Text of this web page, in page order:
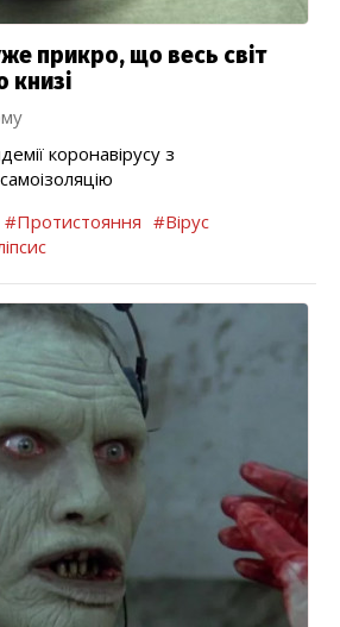
прикро, що весь світ
книзі
коронавірусу з
#Протистояння #Вірус